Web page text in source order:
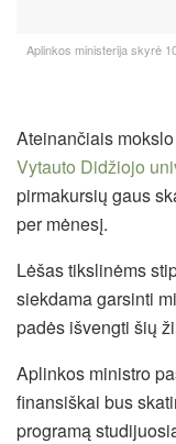
Aplinkos ministerija skyrė
Ateinančiais
Vytauto Didžiojo
pirmakursių gaus
per mėnesį.
Lėšas tikslinėms
siekdama garsinti
padės išvengti šių
Aplinkos ministro
finansiškai bus
programą